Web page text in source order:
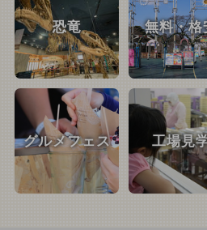
恐竜 無料・格
グルメフェス 工場見